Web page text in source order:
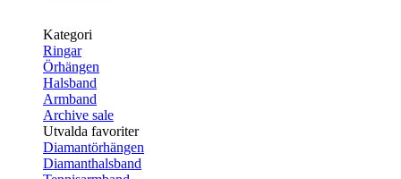
Kategori
Ringar
Örhängen
Halsband
Armband
Archive sale
Utvalda favoriter
Diamantörhängen
Diamanthalsband